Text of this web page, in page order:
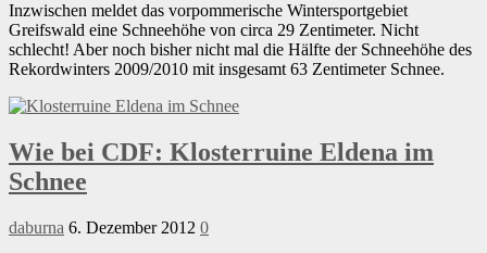
Inzwischen meldet das vorpommerische Wintersportgebiet
Greifswald eine Schneehöhe von circa 29 Zentimeter. Nicht
schlecht! Aber noch bisher nicht mal die Hälfte der Schneehöhe des
Rekordwinters 2009/2010 mit insgesamt 63 Zentimeter Schnee.
Wie bei CDF: Klosterruine Eldena im
Schnee
daburna 6. Dezember 2012 0